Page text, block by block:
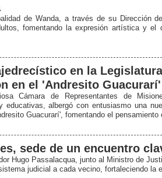
de Wanda, a través de su Dirección
fomentando la expresión artística y el
en la
en el 'Andresito Guacurarí'
Cámara de Representantes de
educativas, albergó con entusiasmo una
Guacurarí', fomentando el
sede de un encuentro
Hugo Passalacqua, junto al Ministro de
judicial a cada vecino, fortaleciendo la